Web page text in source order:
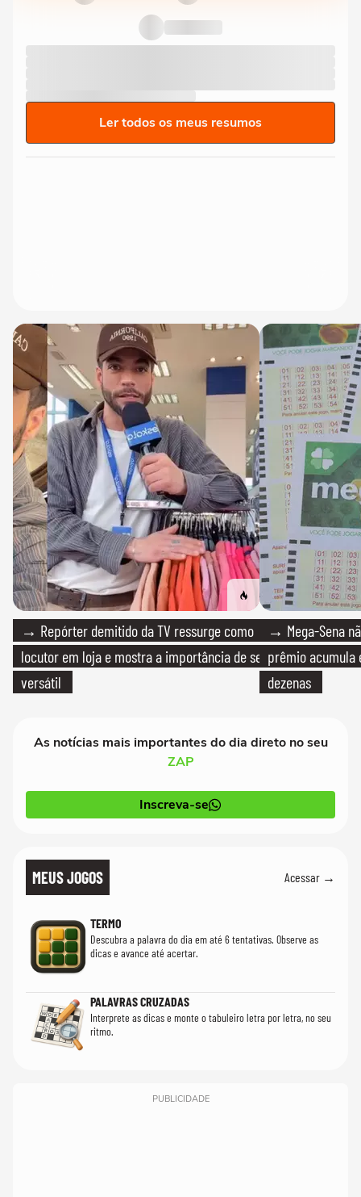
Ler todos os meus resumos
→ Repórter demitido da TV ressurge como
locutor em loja e mostra a importância de ser
versátil
→ Mega-Sena
prêmio acumula
dezenas
As notícias mais importantes do dia direto no seu
ZAP
Inscreva-se
MEUS JOGOS Acessar →
TERMO
Descubra a palavra do dia em até 6 tentativas. Observe as
dicas e avance até acertar.
PALAVRAS CRUZADAS
Interprete as dicas e monte o tabuleiro letra por letra, no seu
ritmo.
PUBLICIDADE